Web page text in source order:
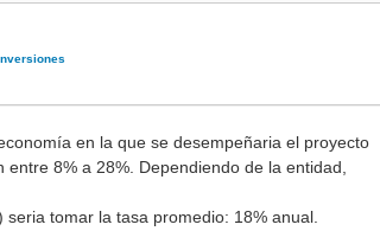
en la que se desempeñaria el proyecto
8% a 28%. Dependiendo de la entidad,
tomar la tasa promedio: 18% anual.